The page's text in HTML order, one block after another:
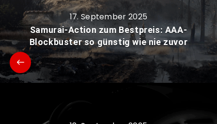
17. September 2025
Samurai-Action zum Bestpreis: AAA-
Blockbuster so günstig wie nie zuvor